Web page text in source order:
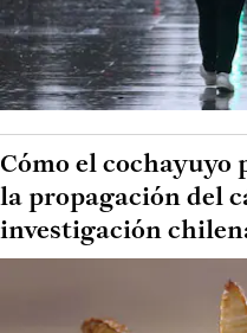
Cómo el
la propagación del
investigación